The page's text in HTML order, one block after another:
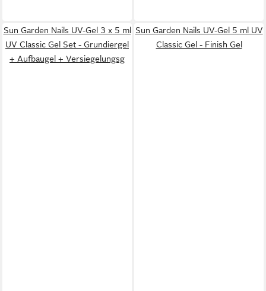
Sun Garden Nails UV-Gel 3 x 5 ml
UV Classic Gel Set - Grundiergel
+ Aufbaugel + Versiegelungsg
Sun Garden Nails UV-Gel 5 ml UV
Classic Gel - Finish Gel